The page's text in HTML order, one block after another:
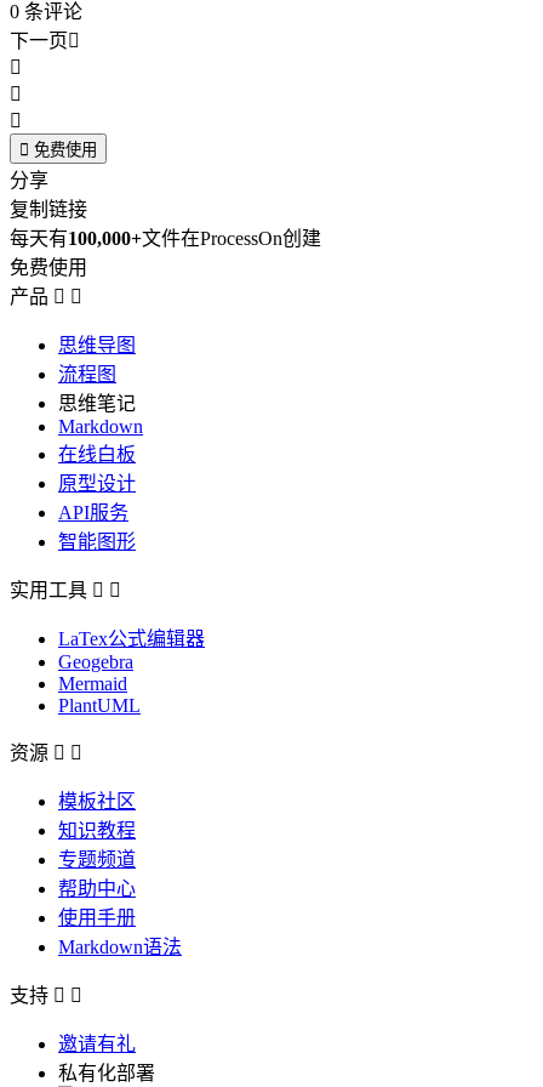
0 条评论
下一页



 免费使用
分享
复制链接
每天有100,000+文件在ProcessOn创建
免费使用
产品  
思维导图
流程图
思维笔记
Markdown
在线白板
原型设计
API服务
智能图形
实用工具  
LaTex公式编辑器
Geogebra
Mermaid
PlantUML
资源  
模板社区
知识教程
专题频道
帮助中心
使用手册
Markdown语法
支持  
邀请有礼
私有化部署